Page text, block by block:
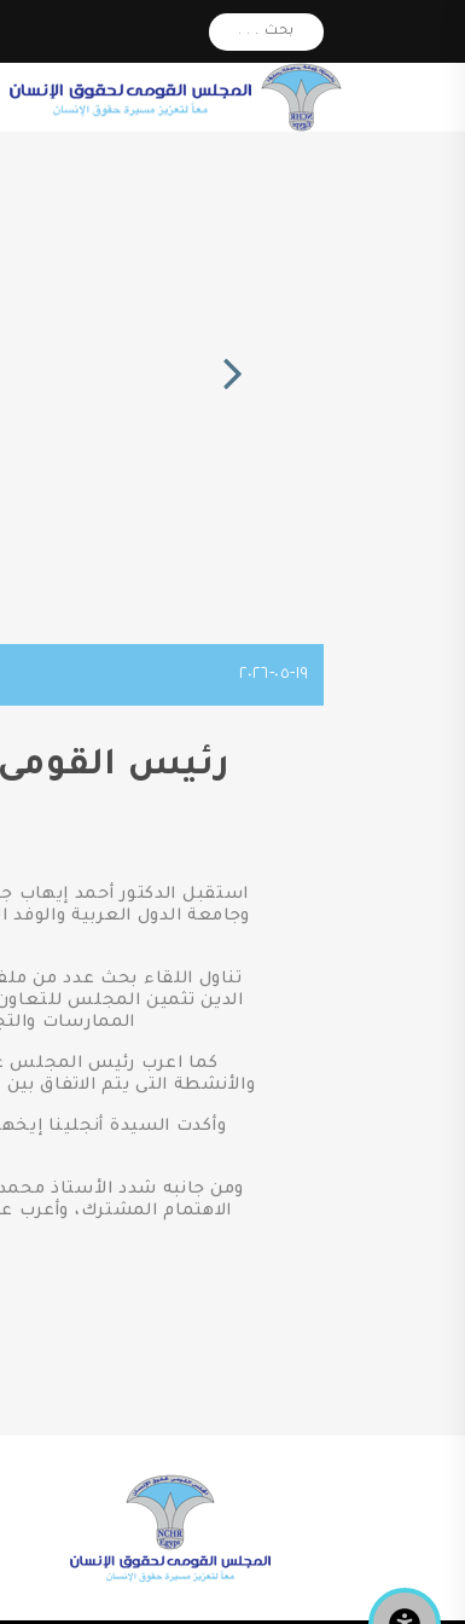
بحث . . .
١٩-٠٥-٢٠٢٦
رئيس
استقبل الدكتور أحمد إيهاب
وجامعة الدول العربية
تناول اللقاء بحث عدد من
الدين تثمين المجلس
الممارسات
كما اعرب رئيس المجلس عن
والأنشطة التى يتم الاتفاق
وأكدت السيدة أنجلينا
ومن جانبه شدد الأستاذ
الاهتمام المشترك، وأعرب